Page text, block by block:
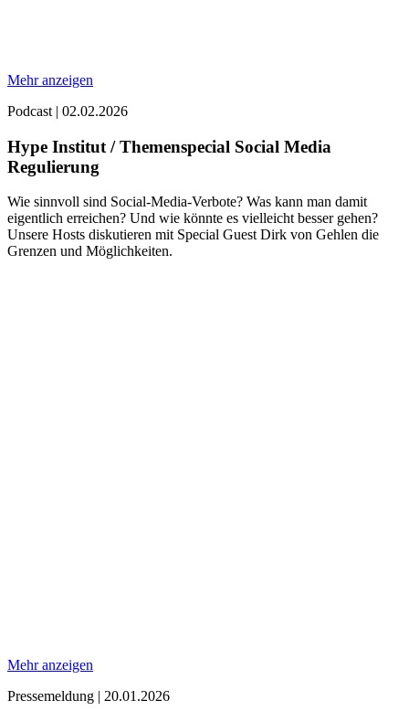
Mehr anzeigen
Podcast | 02.02.2026
Hype Institut / Themenspecial Social Media
Regulierung
Wie sinnvoll sind Social-Media-Verbote? Was kann man damit
eigentlich erreichen? Und wie könnte es vielleicht besser gehen?
Unsere Hosts diskutieren mit Special Guest Dirk von Gehlen die
Grenzen und Möglichkeiten.
Mehr anzeigen
Pressemeldung | 20.01.2026